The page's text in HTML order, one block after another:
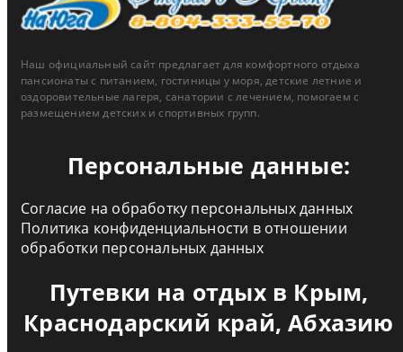
Наш официальный сайт предлагает для комфортного отдыха
пансионаты с питанием, гостиницы у моря, детские летние и
оздоровительные лагеря, санатории с лечением, помогаем с
размещением детских и спортивных групп.
Персональные данные:
Согласие на обработку персональных данных
Политика конфиденциальности в отношении
обработки персональных данных
Путевки на отдых в Крым,
Краснодарский край, Абхазию